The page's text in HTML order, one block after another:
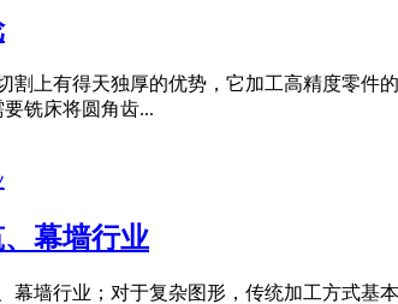
割上有得天独厚的优势，它加工高精度零件
铣床将圆角齿...
幕墙行业
幕墙行业；对于复杂图形，传统加工方式基